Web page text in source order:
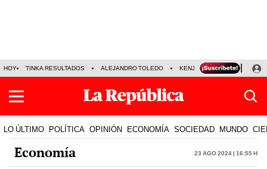
HOY TINKA RESULTADOS ALEJANDRO TOLEDO KENJI FUJIMORI
LO ÚLTIMO POLÍTICA OPINIÓN ECONOMÍA SOCIEDAD MUNDO
Economía 23 Ago 2024 | 16:55 h